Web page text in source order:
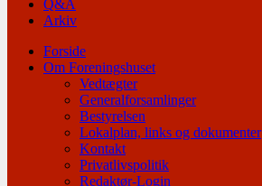
Q&A
Arkiv
Forside
Om Foreningshuset
Vedtægter
Generalforsamlinger
Bestyrelsen
Lokalplan, links og dokumenter
Kontakt
Privatlivspolitik
Redaktør-Login